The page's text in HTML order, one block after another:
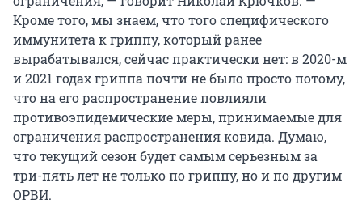
Кроме того, мы знаем, что того специфического
иммунитета к гриппу, который ранее
вырабатывался, сейчас практически нет: в 2020-м
и 2021 годах гриппа почти не было просто потому,
что на его распространение повлияли
противоэпидемические меры, принимаемые для
ограничения распространения ковида. Думаю,
что текущий сезон будет самым серьезным за
три-пять лет не только по гриппу, но и по другим
ОРВИ.